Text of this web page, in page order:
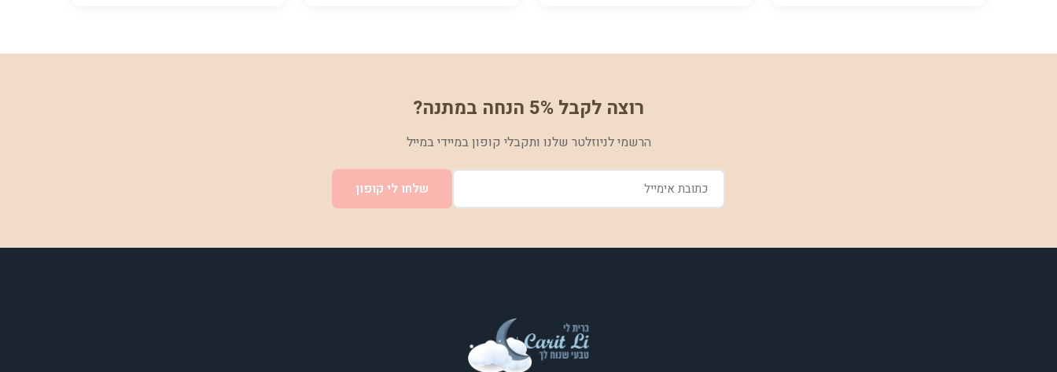
רוצה לקבל 5% הנחה במתנה?
הרשמי לניוזלטר שלנו ותקבלי קופון במיידי במייל
שלחו לי קופון